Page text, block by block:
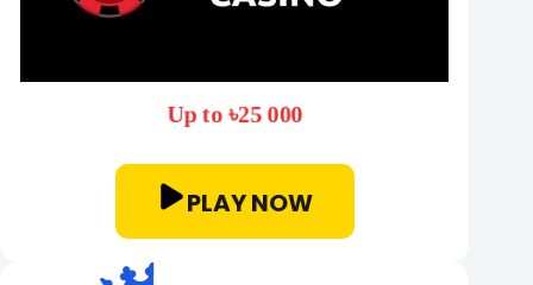
Up to ৳25 000
PLAY NOW